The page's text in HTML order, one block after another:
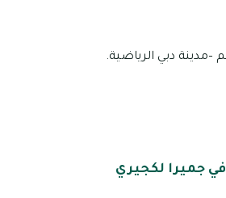
دبي الرياضية.
جميرا لكجيري